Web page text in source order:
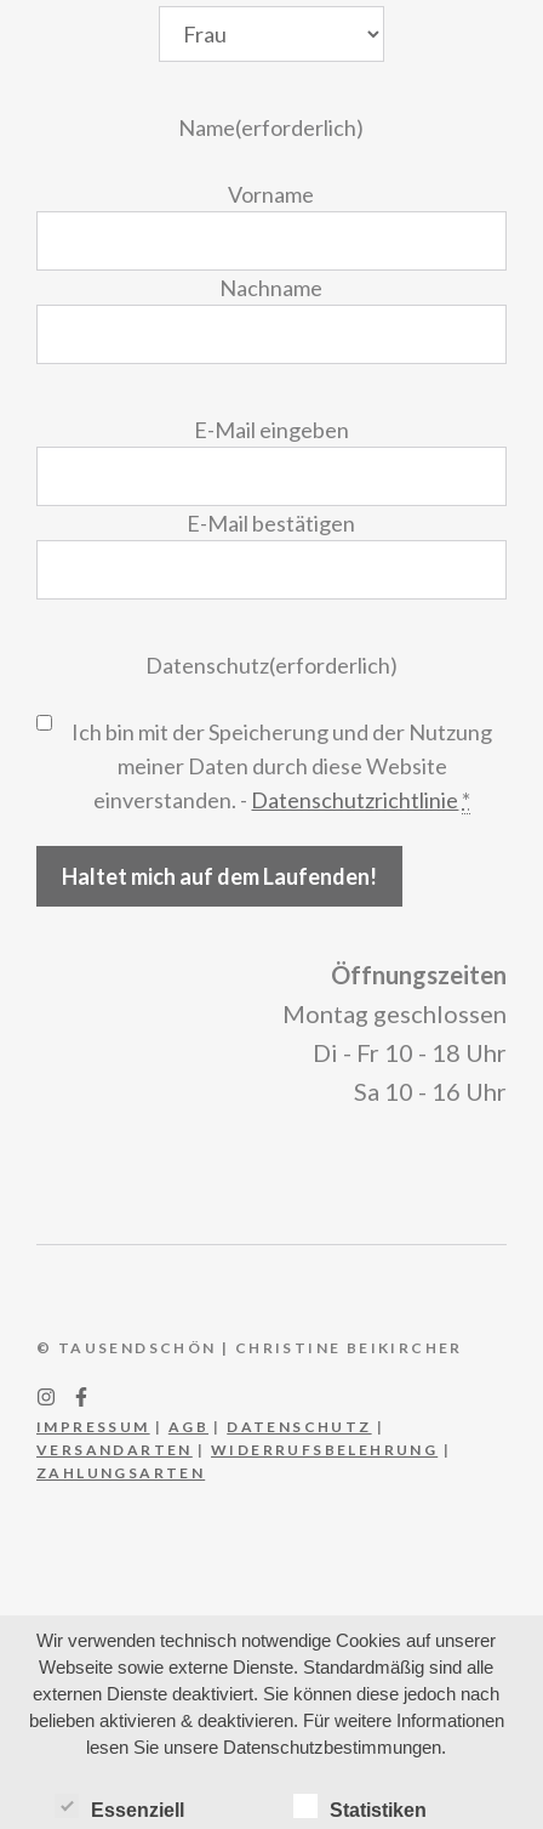
Name(erforderlich)
Vorname
Nachname
E-Mail eingeben
E-Mail bestätigen
Datenschutz(erforderlich)
Ich bin mit der Speicherung und der Nutzung
meiner Daten durch diese Website
einverstanden. - Datenschutzrichtlinie *
Haltet mich auf dem Laufenden!
Öffnungszeiten
Montag geschlossen
Di - Fr 10 - 18 Uhr
Sa 10 - 16 Uhr
© TAUSENDSCHÖN | CHRISTINE BEIKIRCHER
IMPRESSUM | AGB | DATENSCHUTZ |
VERSANDARTEN |WIDERRUFSBELEHRUNG |
ZAHLUNGSARTEN
Wir verwenden technisch notwendige Cookies auf unserer
Webseite sowie externe Dienste. Standardmäßig sind alle
externen Dienste deaktiviert. Sie können diese jedoch nach
belieben aktivieren & deaktivieren. Für weitere Informationen
lesen Sie unsere Datenschutzbestimmungen.
Essenziell Statistiken